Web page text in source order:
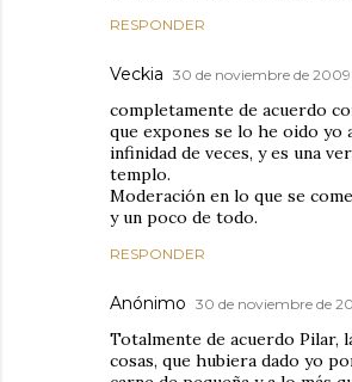
RESPONDER
Veckia 30 de noviembre de 2009
completamente de acuerdo
que expones se lo he oido yo
infinidad de veces, y es una
templo.
Moderación en lo que se
y un poco de todo.
RESPONDER
Anónimo 30 de noviembre de
Totalmente de acuerdo Pilar,
cosas, que hubiera dado yo